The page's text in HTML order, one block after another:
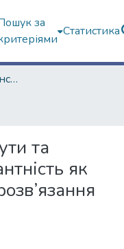
за
Статистика
Навчально-науковий інститут філософії, культурології, політології
та
як